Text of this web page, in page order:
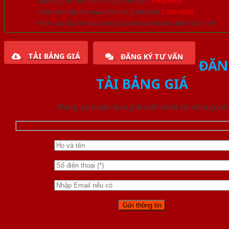
Giảm trực tiếp khi mua đơn hàng lớn hơn 3.000.000đ
Nhiều ưu đãi lớn khi đăng ký tài khoản thành viên thân thiết
TẢI BẢNG GIÁ ĐĂNG KÝ TƯ VẤN
TẢI BẢNG GIÁ
Đăng ký nhận báo giá mới nhất từ chúng tôi